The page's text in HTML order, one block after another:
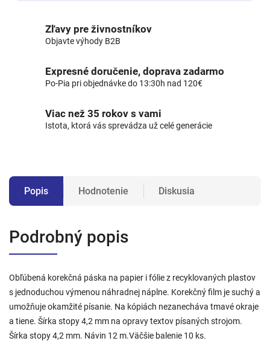
Zľavy pre živnostníkov
Objavte výhody B2B
Expresné doručenie, doprava zadarmo
Po-Pia pri objednávke do 13:30h nad 120€
Viac než 35 rokov s vami
Istota, ktorá vás sprevádza už celé generácie
Popis Hodnotenie Diskusia
Podrobný popis
Obľúbená korekčná páska na papier i fólie z recyklovaných plastov
s jednoduchou výmenou náhradnej náplne. Korekčný film je suchý a
umožňuje okamžité písanie. Na kópiách nezanecháva tmavé okraje
a tiene. Šírka stopy 4,2 mm na opravy textov písaných strojom.
Šírka stopy 4,2 mm. Návin 12 m.Väčšie balenie 10 ks.